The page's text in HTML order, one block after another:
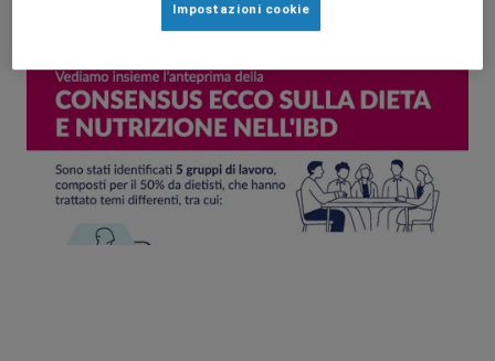
Impostazioni cookie